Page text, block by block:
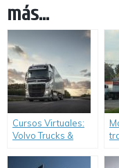
más...
Cursos Virtuales:
Volvo Trucks &